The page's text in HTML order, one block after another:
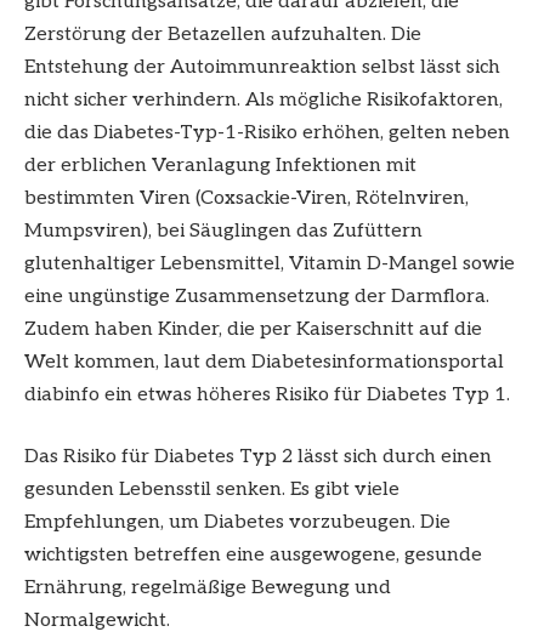
Zerstörung der Betazellen aufzuhalten. Die
Entstehung der Autoimmunreaktion selbst lässt sich
nicht sicher verhindern. Als mögliche Risikofaktoren,
die das Diabetes-Typ-1-Risiko erhöhen, gelten neben
der erblichen Veranlagung Infektionen mit
bestimmten Viren (Coxsackie-Viren, Rötelnviren,
Mumpsviren), bei Säuglingen das Zufüttern
glutenhaltiger Lebensmittel, Vitamin D-Mangel sowie
eine ungünstige Zusammensetzung der Darmflora.
Zudem haben Kinder, die per Kaiserschnitt auf die
Welt kommen, laut dem Diabetesinformationsportal
diabinfo ein etwas höheres Risiko für Diabetes Typ 1.
Das Risiko für Diabetes Typ 2 lässt sich durch einen
gesunden Lebensstil senken. Es gibt viele
Empfehlungen, um Diabetes vorzubeugen. Die
wichtigsten betreffen eine ausgewogene, gesunde
Ernährung, regelmäßige Bewegung und
Normalgewicht.